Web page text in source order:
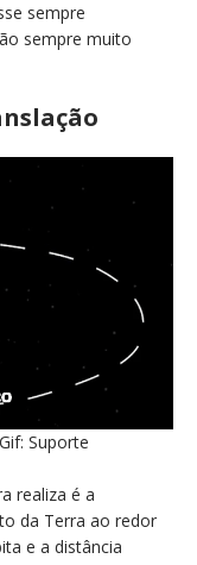
sempre
sempre muito
Suporte
realiza é a
da Terra ao redor
e a distância